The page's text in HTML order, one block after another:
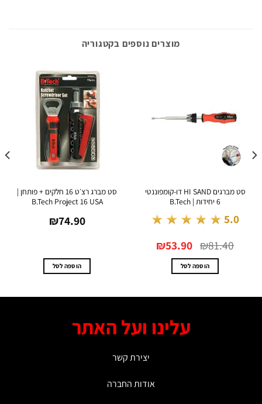
מוצרים נוספים בקטגוריה
סט מברגים HI SAND דו-קומפוננטי
★★★★★
₪81.40 המקורי
היה:
₪81.40.
₪53.90 הנוכחי
הוא:
₪53.90.
הוספה לסל
סט מברג רצ׳ט 16 חלקים + פותחן |
B.Tech Project 16 USA
₪74.90
הוספה לסל
עלינו ועל האתר
יצירת קשר
אודות החברה